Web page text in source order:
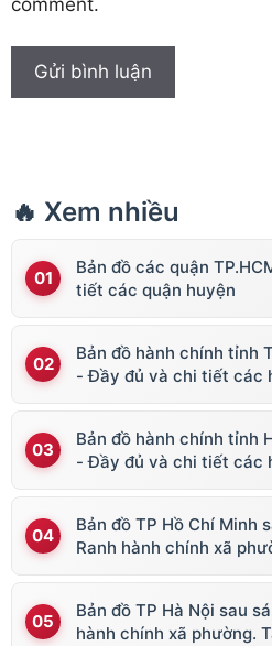
🔥 Xem nhiều
Bản đồ các quận
tiết các quận huyện
Bản đồ hành chính tỉnh
- Đầy đủ và chi tiết các
Bản đồ hành chính tỉnh
- Đầy đủ và chi tiết các
Bản đồ TP Hồ Chí Minh
Ranh hành chính xã
Bản đồ TP Hà Nội sau
hành chính xã phường.